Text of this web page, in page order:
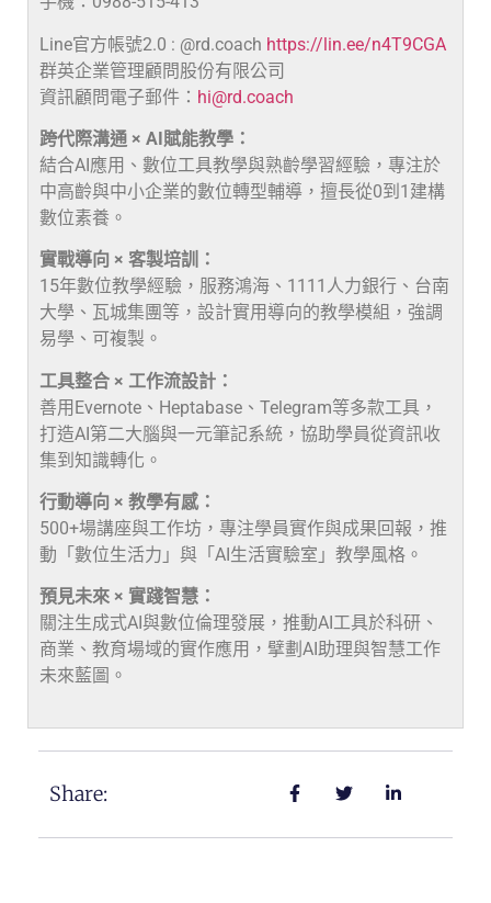
Line官方帳號2.0 : @rd.coach https://lin.ee/n4T9CGA
群英企業管理顧問股份有限公司
資訊顧問電子郵件： hi@rd.coach
跨代際溝通 × AI賦能教學：
結合AI應用、數位工具教學與熟齡學習經驗，專注於
中高齡與中小企業的數位轉型輔導，擅長從0到1建構
數位素養。
實戰導向 × 客製培訓：
15年數位教學經驗，服務鴻海、1111人力銀行、台南
大學、瓦城集團等，設計實用導向的教學模組，強調
易學、可複製。
工具整合 × 工作流設計：
善用Evernote、Heptabase、Telegram等多款工具，
打造AI第二大腦與一元筆記系統，協助學員從資訊收
集到知識轉化。
行動導向 × 教學有感：
500+場講座與工作坊，專注學員實作與成果回報，推
動「數位生活力」與「AI生活實驗室」教學風格。
預見未來 × 實踐智慧：
關注生成式AI與數位倫理發展，推動AI工具於科研、
商業、教育場域的實作應用，擘劃AI助理與智慧工作
未來藍圖。
Share: